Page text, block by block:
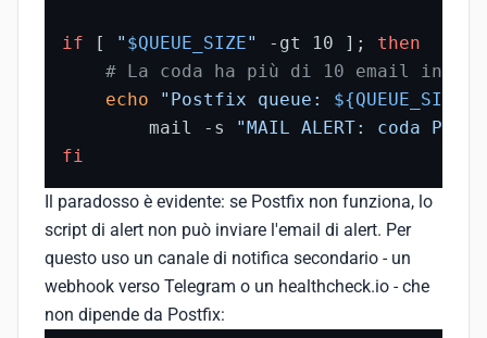
if [ " $QUEUE_SIZE" -gt 10 ]; then
# La coda ha più di 10 email in
echo
"Postfix queue: ${QUEUE_SIZE}
        mail -s
"MAIL ALERT: coda
fi
Il paradosso è evidente: se Postfix non funziona, lo
script di alert non può inviare l'email di alert. Per
questo uso un canale di notifica secondario - un
webhook verso Telegram o un healthcheck.io - che
non dipende da Postfix: